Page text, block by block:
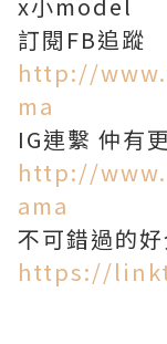
訂閱FB追蹤
http://
ma
IG連繫 仲有
http://
ama
不可錯過的
https://